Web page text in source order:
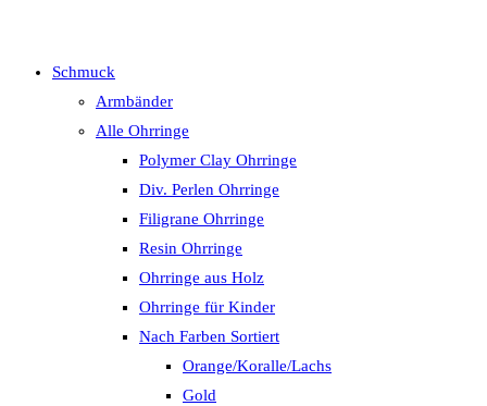
Schmuck
Armbänder
Alle Ohrringe
Polymer Clay Ohrringe
Div. Perlen Ohrringe
Filigrane Ohrringe
Resin Ohrringe
Ohrringe aus Holz
Ohrringe für Kinder
Nach Farben Sortiert
Orange/Koralle/Lachs
Gold